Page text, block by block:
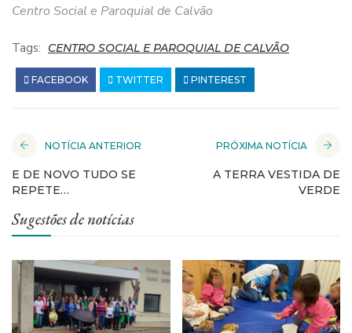
Centro Social e Paroquial de Calvão
Tags: CENTRO SOCIAL E PAROQUIAL DE CALVÃO
FACEBOOK TWITTER PINTEREST
NOTÍCIA ANTERIOR
E DE NOVO TUDO SE
REPETE…
PRÓXIMA NOTÍCIA
A TERRA VESTIDA DE
VERDE
Sugestões de notícias